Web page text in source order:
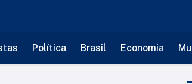
Política Brasil Economia